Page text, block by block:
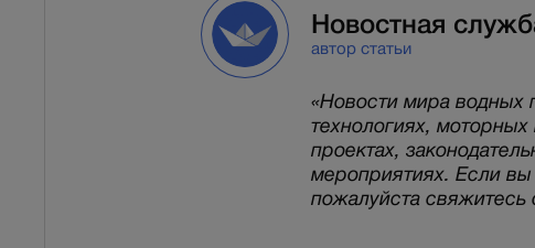
Новостная
автор статьи
«Новости мира
технологиях,
проектах,
мероприятиях. Если вы
пожалуйста свяжитесь